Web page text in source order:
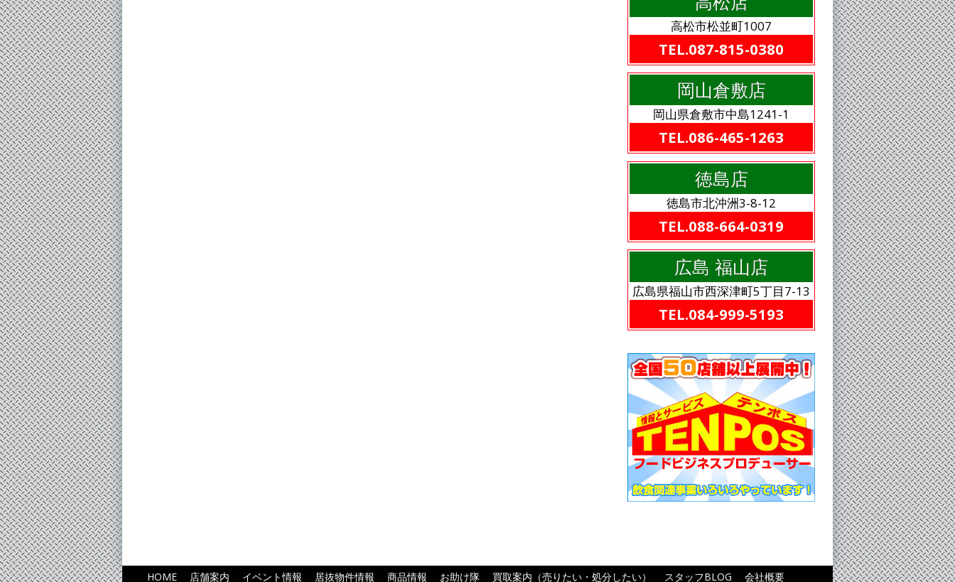
高松市松並町1007
TEL.087-815-0380
岡山倉敷店
岡山県倉敷市中島1241-1
TEL.086-465-1263
徳島店
徳島市北沖洲3-8-12
TEL.088-664-0319
広島 福山店
広島県福山市西深津町5丁目7-13
TEL.084-999-5193
HOME 店舗案内 イベント情報 居抜物件情報 商品情報 お助け隊 買取案内（売りたい・処分したい） スタッフBLOG 会社概要